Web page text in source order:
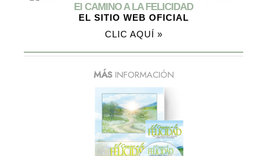
El CAMINO A LA FELICIDAD
EL SITIO WEB OFICIAL
CLIC AQUÍ »
MÁSINFORMACIÓN